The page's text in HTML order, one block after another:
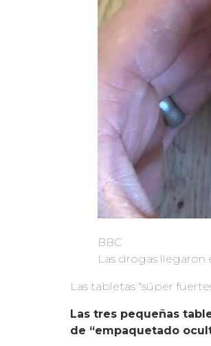
BBC
Las drogas
Las tabletas “súper
Las tres pequeñas
de “empaquetado